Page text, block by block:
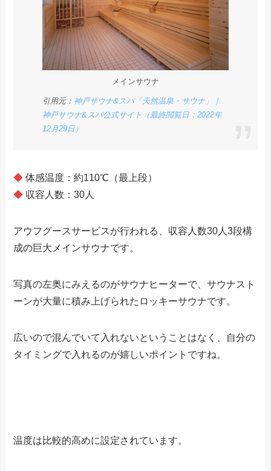
メインサウナ
引用元： 神戸サウナ&スパ「天然温泉・サウナ」｜
神戸サウナ&スパ公式サイト（最終閲覧日：2022年
12月29日）
◆ 体感温度：約110℃（最上段）
◆ 収容人数：30人
アウフグースサービスが行われる、収容人数30人3段構
成の巨大メインサウナです。
写真の左奥にみえるのがサウナヒーターで、サウナスト
ーンが大量に積み上げられたロッキーサウナです。
広いので混んでいて入れないということはなく、自分の
タイミングで入れるのが嬉しいポイントですね。
温度は比較的高めに設定されています。